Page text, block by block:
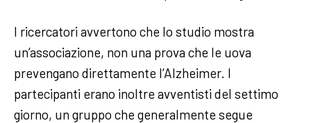
I ricercatori avvertono che lo studio mostra
un’associazione, non una prova che le uova
prevengano direttamente l’Alzheimer. I
partecipanti erano inoltre avventisti del settimo
giorno, un gruppo che generalmente segue